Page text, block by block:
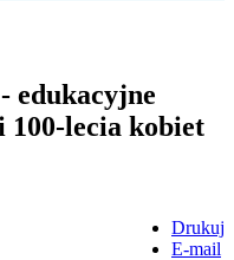
edukacyjne
100-lecia kobiet
Drukuj
E-mail